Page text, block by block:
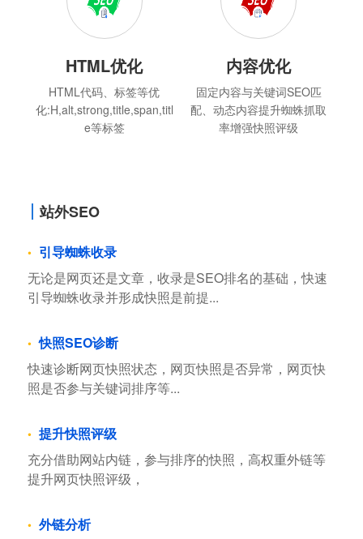
HTML优化
HTML代码、标签等优
化:H,alt,strong,title,span,titl
e等标签
内容优化
固定内容与关键词SEO匹
配、动态内容提升蜘蛛抓取
率增强快照评级
站外SEO
引导蜘蛛收录
无论是网页还是文章，收录是SEO排名的基础，快速
引导蜘蛛收录并形成快照是前提...
快照SEO诊断
快速诊断网页快照状态，网页快照是否异常，网页快
照是否参与关键词排序等...
提升快照评级
充分借助网站内链，参与排序的快照，高权重外链等
提升网页快照评级，
外链分析